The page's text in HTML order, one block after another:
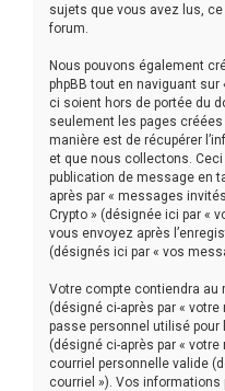
sujets que vous avez lus,
forum.
Nous pouvons également
phpBB tout en naviguant sur
ci soient hors de portée du
seulement les pages
manière est de récupérer
et que nous collectons. Ceci
publication de message en
après par « messages
Crypto » (désignée ici par «
vous envoyez après
(désignés ici par « vos
Votre compte contiendra
(désigné ci-après par «
passe personnel utilisé
(désigné ci-après par «
courriel personnelle valide
courriel »). Vos informations